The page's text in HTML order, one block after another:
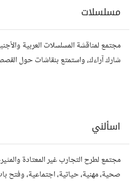
مسلسلات
مجتمع لمناقشة المسلسلات العربية
شارك آراءك، واستمتع بنقاشات حول
اسألني
مجتمع لطرح التجارب غير المعتادة
صحية، مهنية، حياتية، اجتماعية، وفتح